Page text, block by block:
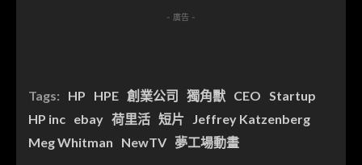
- 廣告 -
Tags: HP HPE 創業公司 獨角獸 CEO Startup
HP inc ebay 荷里活 短片
Jeffrey Katzenberg
Meg Whitman
NewTV 夢工場動畫